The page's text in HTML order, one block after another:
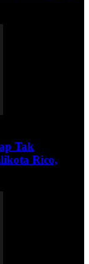
Tak
Rico,